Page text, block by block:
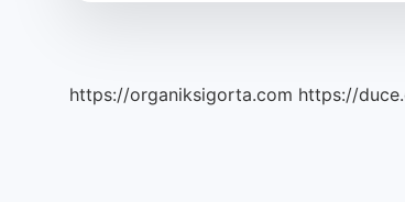
https://organiksigorta.com https://